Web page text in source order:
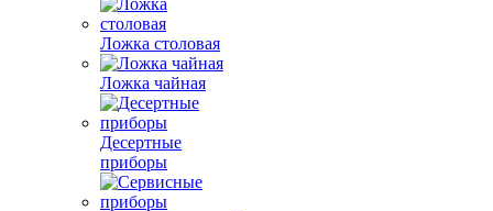
Ложка столовая
Ложка чайная
Десертные
приборы